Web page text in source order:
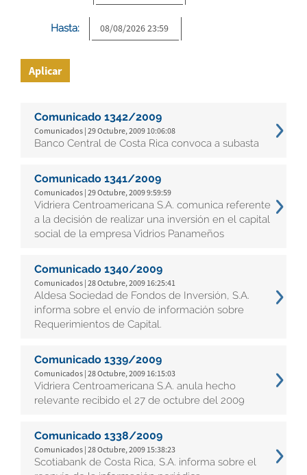
Hasta:
Aplicar
Comunicado 1342/2009
Comunicados | 29 Octubre, 2009 10:06:08
Banco Central de Costa Rica convoca a subasta
Comunicado 1341/2009
Comunicados | 29 Octubre, 2009 9:59:59
Vidriera Centroamericana S.A. comunica referente
a la decisión de realizar una inversión en el capital
social de la empresa Vidrios Panameños
Comunicado 1340/2009
Comunicados | 28 Octubre, 2009 16:25:41
Aldesa Sociedad de Fondos de Inversión, S.A.
informa sobre el envío de información sobre
Requerimientos de Capital.
Comunicado 1339/2009
Comunicados | 28 Octubre, 2009 16:15:03
Vidriera Centroamericana S.A. anula hecho
relevante recibido el 27 de octubre del 2009
Comunicado 1338/2009
Comunicados | 28 Octubre, 2009 15:38:23
Scotiabank de Costa Rica, S.A. informa sobre el